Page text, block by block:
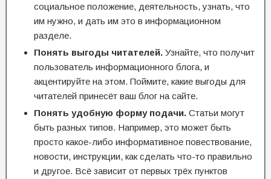
социальное положение, деятельность, узнать, что
им нужно, и дать им это в информационном
разделе.
Понять выгоды читателей. Узнайте, что получит
пользователь информационного блога, и
акцентируйте на этом. Поймите, какие выгоды для
читателей принесёт ваш блог на сайте.
Понять удобную форму подачи. Статьи могут
быть разных типов. Например, это может быть
просто какое-либо информативное повествование,
новости, инструкции, как сделать что-то правильно
и другое. Всё зависит от первых трёх пунктов